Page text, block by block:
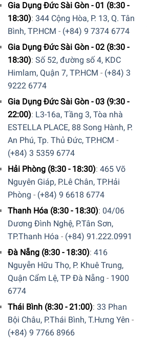
Gia Dụng Đức Sài Gòn - 01 (8:30 -
18:30): 344 Cộng Hòa, P. 13, Q. Tân
Bình, TP.HCM - (+84) 9 7374 6774
Gia Dụng Đức Sài Gòn - 02 (8:30 -
18:30): Số 52, đường số 4, KDC
Himlam, Quận 7, TP.HCM - (+84) 3
9222 6774
Gia Dụng Đức Sài Gòn - 03 (9:30 -
22:00): L3-16a, Tầng 3, Tòa nhà
ESTELLA PLACE, 88 Song Hành, P.
An Phú, Tp. Thủ Đức, TP.HCM -
(+84) 3 5359 6774
Hải Phòng (8:30 - 18:30): 465 Võ
Nguyên Giáp, P.Lê Chân, TP.Hải
Phòng - (+84) 9 6618 6774
Thanh Hóa (8:30 - 18:30): 04/06
Dương Đình Nghệ, P.Tân Sơn,
TP.Thanh Hóa - (+84) 91.222.0991
Đà Nẵng (8:30 - 18:30): 416
Nguyễn Hữu Thọ, P. Khuê Trung,
Quận Cẩm Lệ, TP Đà Nẵng - 1900
6774
Thái Bình (8:30 - 21:00): 33 Phan
Bội Châu, P.Thái Bình, T.Hưng Yên -
(+84) 9 7766 8966